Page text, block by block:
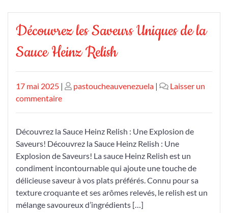
Découvrez les Saveurs Uniques de la
Sauce Heinz Relish
Publié
le
17 mai 2025 | Publié
pastoucheauvenezuela |
Laisser un
commentairesur
Saveurs
Uniques
de
la
Sauce
Heinz
Relish
Découvrez la Sauce Heinz Relish : Une Explosion de
Saveurs! Découvrez la Sauce Heinz Relish : Une
Explosion de Saveurs! La sauce Heinz Relish est un
condiment incontournable qui ajoute une touche de
délicieuse saveur à vos plats préférés. Connu pour sa
texture croquante et ses arômes relevés, le relish est un
mélange savoureux d’ingrédients […]